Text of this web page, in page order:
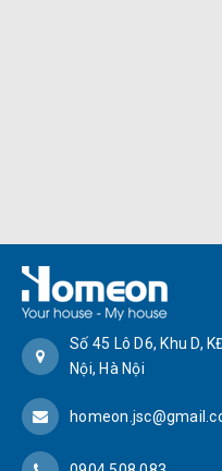
Số 45 Lô D6, Khu D,
Nội, Hà Nội